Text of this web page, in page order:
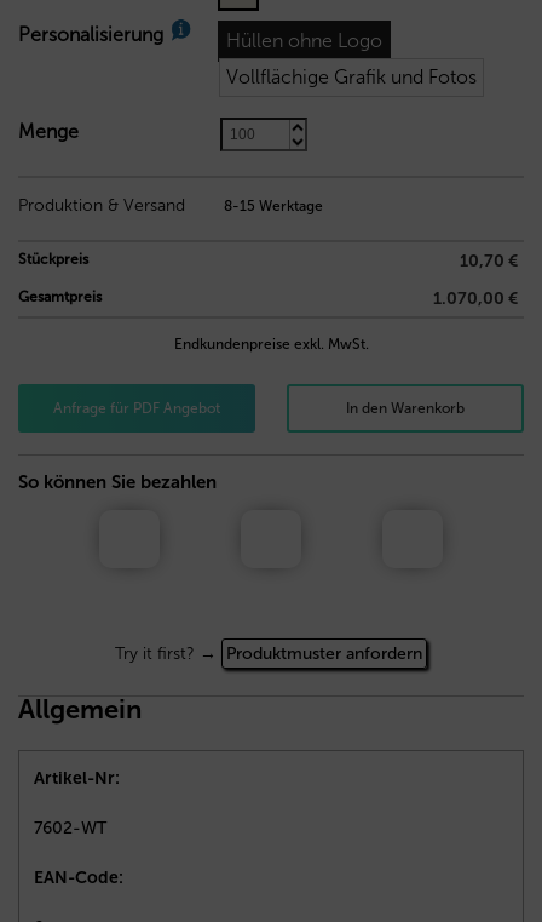
Personalisierung
Hüllen ohne Logo
Vollflächige Grafik und Fotos
Menge
Produktion & Versand 8-15 Werktage
Stückpreis 10,70 €
Gesamtpreis 1.070,00 €
Endkundenpreise exkl. MwSt.
Anfrage für PDF Angebot In den Warenkorb
So können Sie bezahlen
Try it first? → Produktmuster anfordern
Allgemein
Artikel-Nr:
7602-WT
EAN-Code: